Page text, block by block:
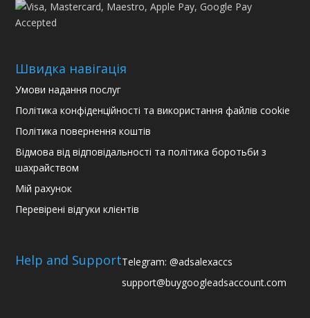
Швидка навігація
Умови надання послуг
Політика конфіденційності та використання файлів cookie
Політика повернення коштів
Відмова від відповідальності та політика боротьби з
шахрайством
Мій рахунок
Перевірені відгуки клієнтів
Help and SupportTelegram: @adsalexaccs
support@buygoogleadsaccount.com